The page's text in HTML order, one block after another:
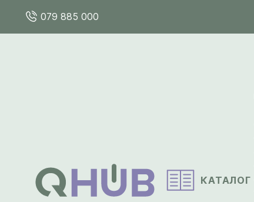
079 885 000
КАТАЛОГ